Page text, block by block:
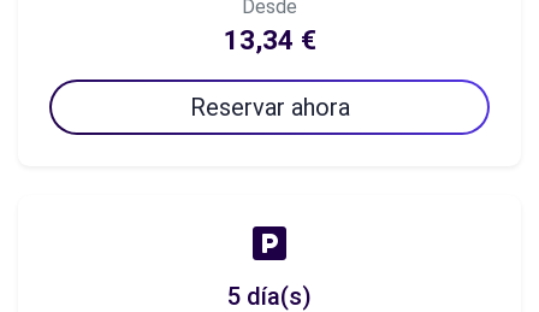
Desde
13,34 €
Reservar ahora
5 día(s)